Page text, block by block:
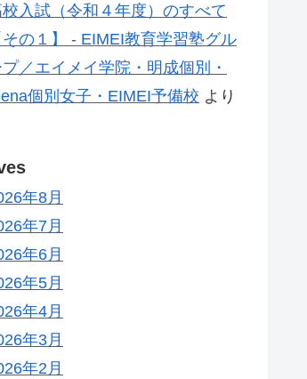
校入試（令和４年度）のすべて
その１】 - EIMEI教育学習塾グル
プ／エイメイ学院・明成個別・
個別女子・EIMEI予備校 より
年8月
年7月
年6月
年5月
年4月
年3月
年2月